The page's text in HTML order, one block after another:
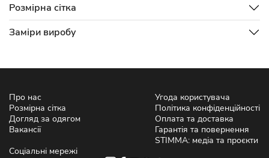
Розмірна сітка
Заміри виробу
Про нас
Розмірна сітка
Догляд за одягом
Вакансії
Угода користувача
Політика конфіденційності
Оплата та доставка
Гарантія та повернення
STIMMA: медіа та проєкти
Соціальні мережі